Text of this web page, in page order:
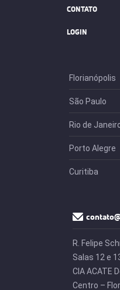
CONTATO
LOGIN
Florianópolis
São Paulo
Rio de
Porto Alegre
Curitiba
R. Felipe
Salas 12 e
CIA ACATE
Centro –